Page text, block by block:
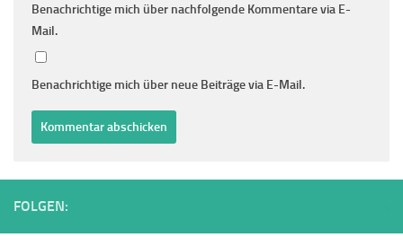
Benachrichtige mich über nachfolgende Kommentare via E-
Mail.
Benachrichtige mich über neue Beiträge via E-Mail.
FOLGEN: